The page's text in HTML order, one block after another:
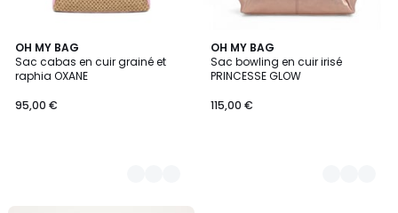
OH MY BAG
Sac cabas en cuir grainé et
raphia OXANE
95,00 €
6
Couleurs
OH MY BAG
Sac bowling en cuir irisé
PRINCESSE GLOW
115,00 €
5
Couleurs